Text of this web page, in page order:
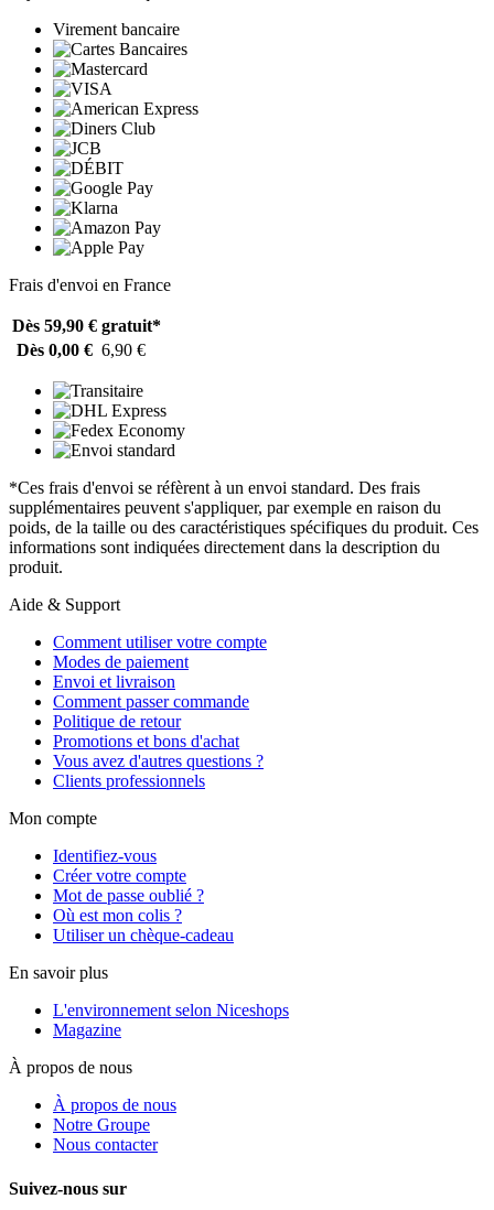
Virement bancaire
Frais d'envoi en France
Dès 59,90 € gratuit*
Dès 0,00 € 6,90 €
*Ces frais d'envoi se réfèrent à un envoi standard. Des frais
supplémentaires peuvent s'appliquer, par exemple en raison du
poids, de la taille ou des caractéristiques spécifiques du produit. Ces
informations sont indiquées directement dans la description du
produit.
Aide & Support
Comment utiliser votre compte
Modes de paiement
Envoi et livraison
Comment passer commande
Politique de retour
Promotions et bons d'achat
Vous avez d'autres questions ?
Clients professionnels
Mon compte
Identifiez-vous
Créer votre compte
Mot de passe oublié ?
Où est mon colis ?
Utiliser un chèque-cadeau
En savoir plus
L'environnement selon Niceshops
Magazine
À propos de nous
À propos de nous
Notre Groupe
Nous contacter
Suivez-nous sur